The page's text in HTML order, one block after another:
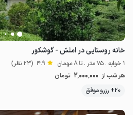
خانه روستایی در املش - گوشکور
1 خوابه . 75 متر . تا 8 مهمان 4.9 (23 نظر)
هر شب از 2٬000٬000 تومان
20+ رزرو موفق